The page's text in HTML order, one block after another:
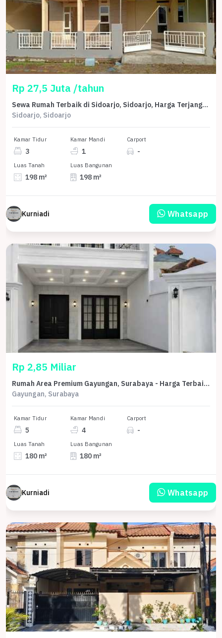
Rp 27,5 Juta /tahun
Sewa Rumah Terbaik di Sidoarjo, Sidoarjo, Harga Terjangkau
Sidoarjo, Sidoarjo
Kamar Tidur
3
Kamar Mandi
1
Carport
-
Luas Tanah
198 m²
Luas Bangunan
198 m²
Kurniadi Whatsapp
Rp 2,85 Miliar
Rumah Area Premium Gayungan, Surabaya - Harga Terbaik 2,85 Miliar
Gayungan, Surabaya
Kamar Tidur
5
Kamar Mandi
4
Carport
-
Luas Tanah
180 m²
Luas Bangunan
180 m²
Kurniadi Whatsapp